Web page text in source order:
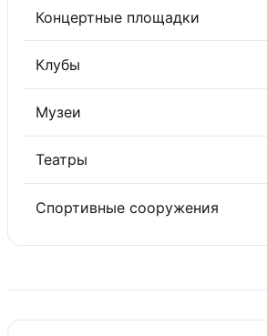
Концертные площадки
Клубы
Музеи
Театры
Спортивные сооружения